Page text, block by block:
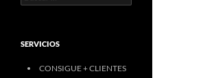
SERVICIOS
CONSIGUE + CLIENTES